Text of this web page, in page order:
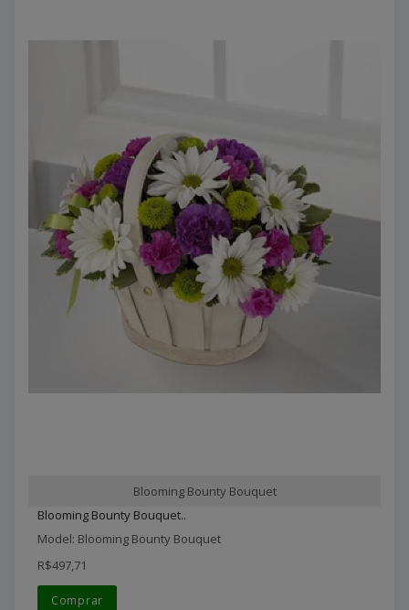
Blooming Bounty Bouquet
Blooming Bounty Bouquet..
Model: Blooming Bounty Bouquet
R$497,71
Comprar